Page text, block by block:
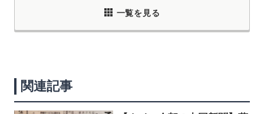
一覧を見る
関連記事